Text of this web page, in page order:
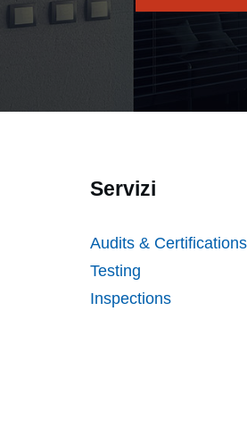
Servizi
Audits & Certifications
Testing
Inspections